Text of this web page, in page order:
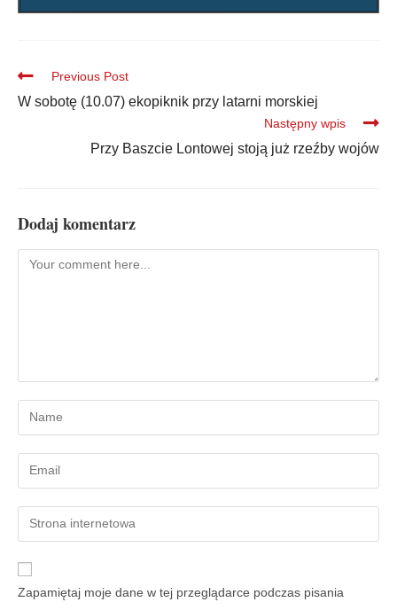
Previous Post
W sobotę (10.07) ekopiknik przy latarni morskiej
Następny wpis
Przy Baszcie Lontowej stoją już rzeźby wojów
Dodaj komentarz
Zapamiętaj moje dane w tej przeglądarce podczas pisania